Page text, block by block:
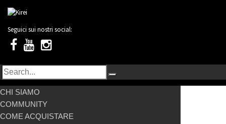
Seguici sui nostri social:
CHI SIAMO
COMMUNITY
COME ACQUISTARE